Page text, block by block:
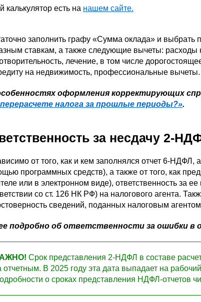
калькулятор есть на нашем сайте.
заполнить графу «Сумма оклада» и выбрать
ставкам, а также следующие вычеты: расходы
лечение, в том числе
на недвижимость, профессиональные вычеты.
оформления корректирующих
налога за прошлые периоды?».
за несдачу 2-
от того, как и кем заполнялся отчет 6-
программных средств), а также от того, как
или в электронном виде), ответственность за
со ст. 126 НК РФ) на налогового агента.
сведений, поданных налоговым
подробно об ответственности за ошибки
Срок представления 2-НДФЛ в составе
отчетным. В 2025 году эта дата выпадает на
о сроках представления НДФЛ-отчетов